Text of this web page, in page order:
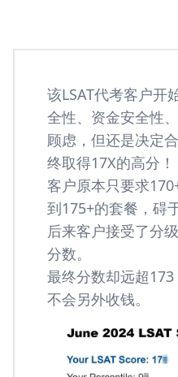
该LSAT代考客户开
全性、资金安全性
顾虑，但还是决定
终取得17X的高分！
客户原本只要求
到175+的套餐，碍
后来客户接受了分
分数。
最终分数却远超
不会另外收钱。